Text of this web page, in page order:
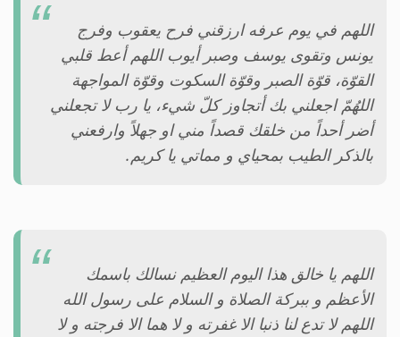
اللهم في يوم عرفه ارزقني فرح يعقوب وفرج
يونس وتقوى يوسف وصبر أيوب اللهم أعط قلبي
القوّة، قوّة الصبر وقوّة السكوت وقوّة المواجهة
اللهُمّ اجعلني بك أتجاوز كلّ شيء، يا رب لا تجعلني
أضر أحداً من خلقك قصداً مني او جهلاً وارفعني
بالذكر الطيب بمحياي و مماتي يا كريم.
اللهم يا خالق هذا اليوم العظيم نسالك باسمك
الأعظم و ببركة الصلاة و السلام على رسول الله
اللهم لا تدع لنا ذنبا الا غفرته و لا هما الا فرجته و لا